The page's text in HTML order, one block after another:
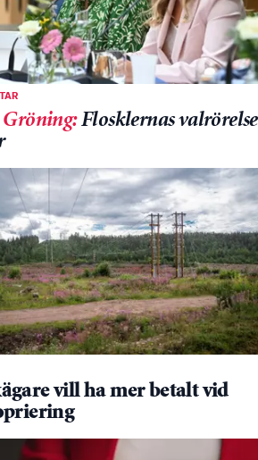
:Flosklernas valrörelse
vill ha mer betalt vid